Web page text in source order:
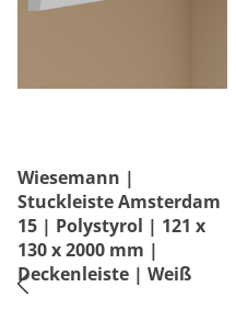
Wiesemann |
Stuckleiste Amsterdam
15 | Polystyrol | 121 x
130 x 2000 mm |
Deckenleiste | Weiß